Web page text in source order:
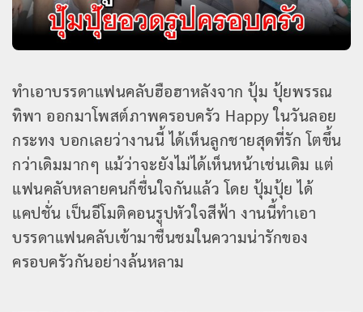
ทำเอาบรรดาแฟนคลับฮือฮาหลังจาก ปุ้ม ปุ้ยพรรณ
ทิพา ออกมาโพสต์ภาพครอบครัว Happy ในวันลอย
กระทง บอกเลยว่างานนี้ ได้เห็นลูกชายสุดที่รัก โตขึ้น
กว่าเดิมมากๆ แม้ว่าจะยังไม่ได้เห็นหน้าเช่นเดิม แต่
แฟนคลับหลายคนก็ชื่นใจกันแล้ว โดย ปุ้มปุ้ย ได้
แคปชั่น เป็นอีโมติคอนรูปหัวใจสีฟ้า งานนี้ทำเอา
บรรดาแฟนคลับเข้ามาชื่นชมในความน่ารักของ
ครอบครัวกันอย่างล้นหลาม